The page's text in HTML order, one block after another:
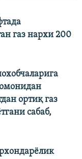
газ нархи 200
ортиқ газ
сабаб,